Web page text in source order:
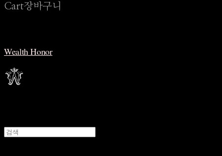
Cart장바구니
Wealth Honor